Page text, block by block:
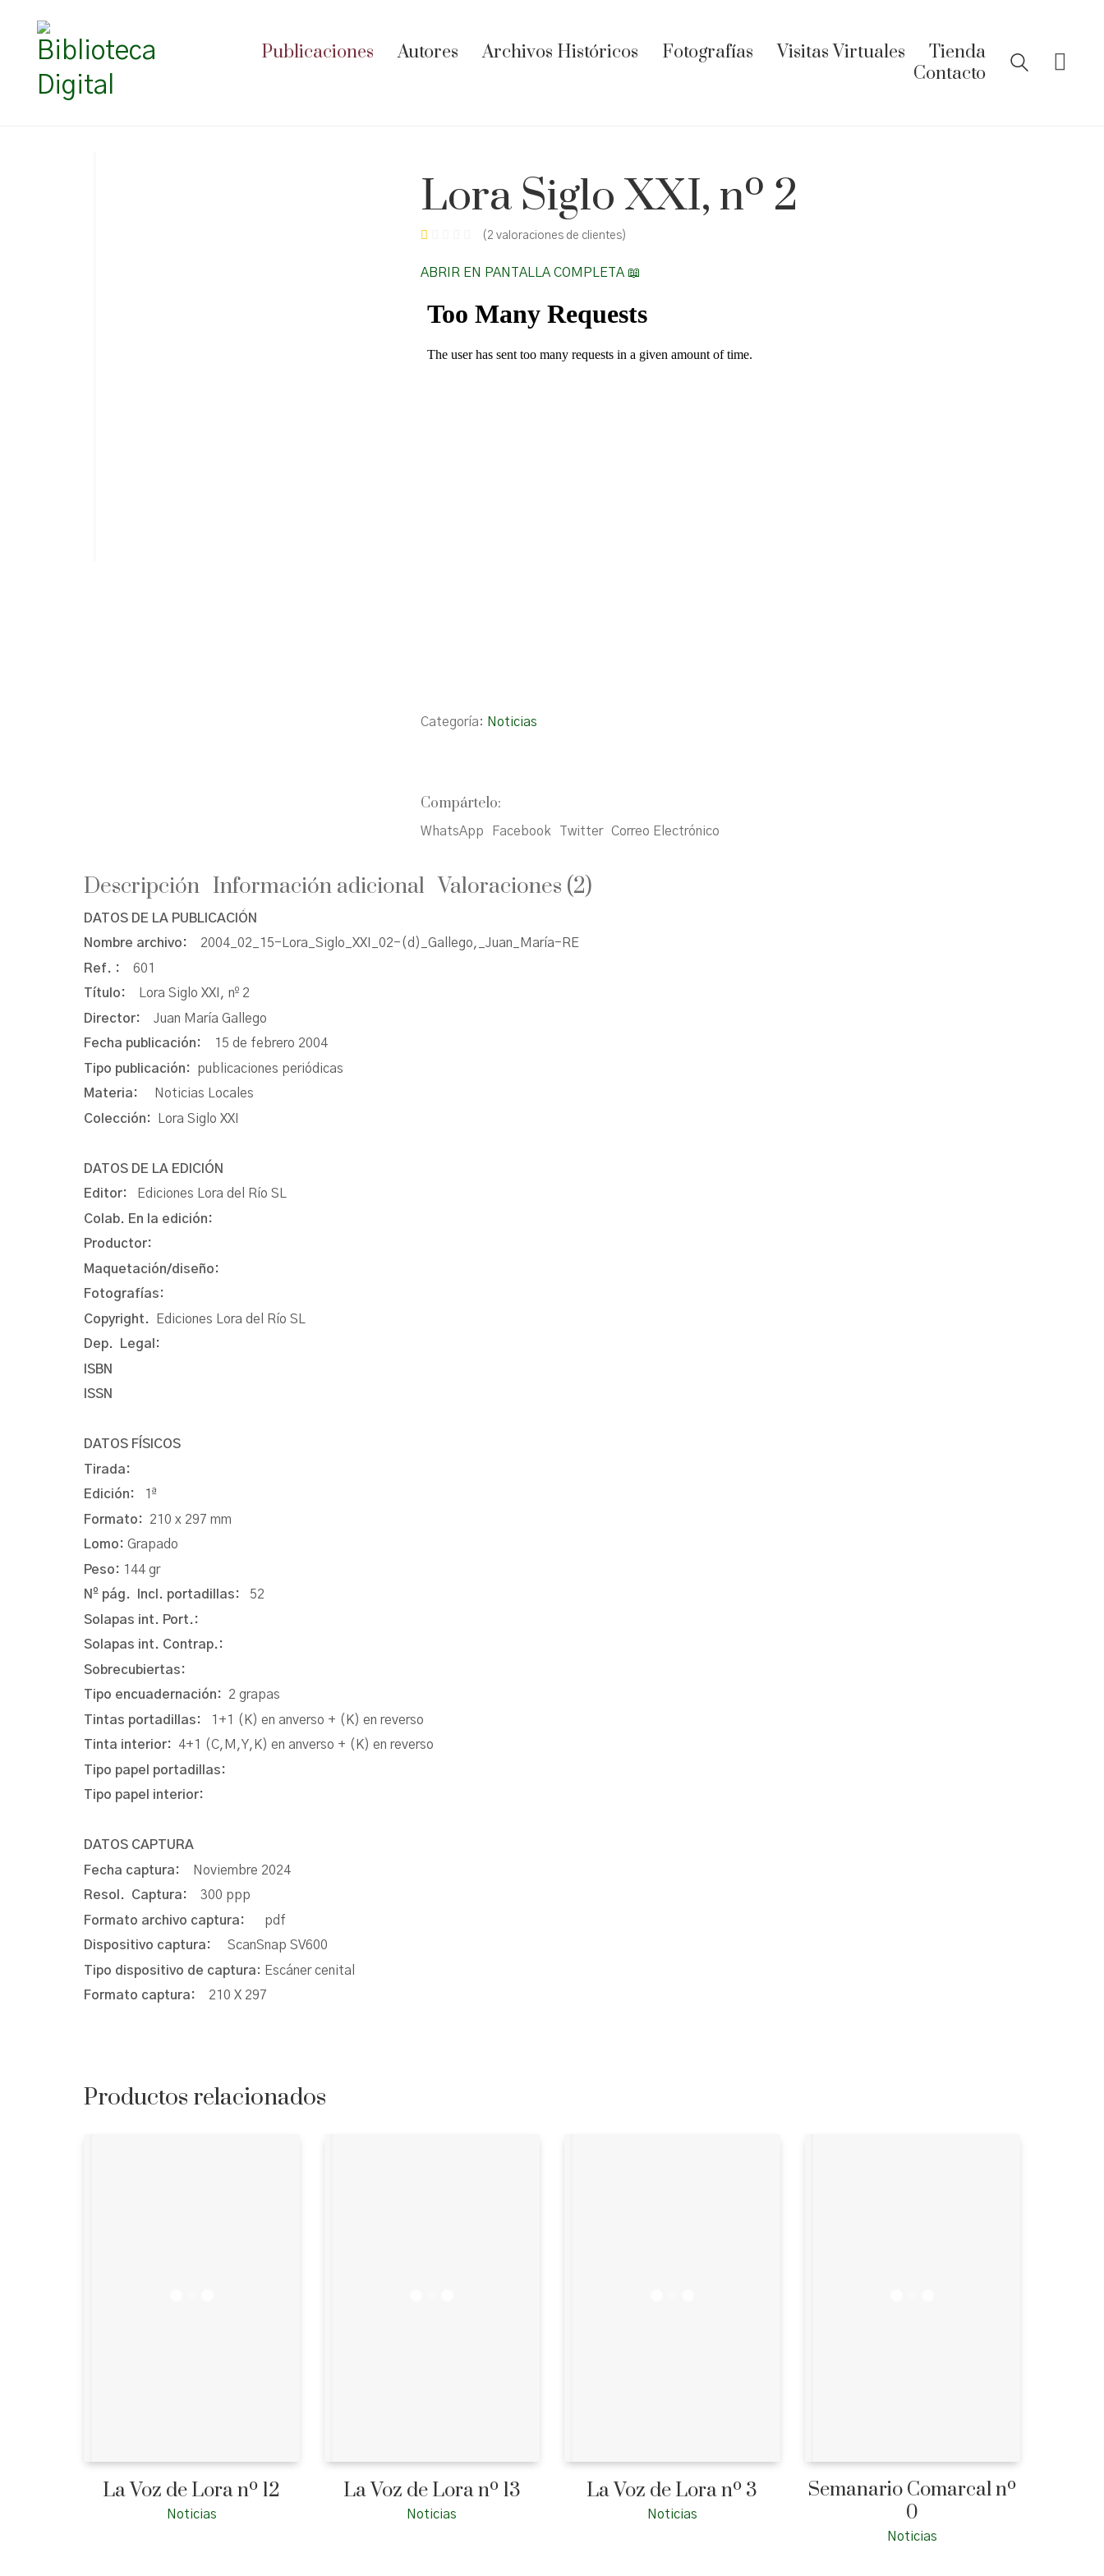
Publicaciones Autores Archivos Históricos Fotografías Visitas Virtuales
Tienda
Contacto
Lora Siglo XXI, nº 2
( 2 valoraciones de clientes)
ABRIR EN PANTALLA COMPLETA 📖
Categoría: Noticias
Compártelo:
WhatsApp Facebook Twitter Correo Electrónico
Descripción Información adicional Valoraciones (2)
DATOS DE LA PUBLICACIÓN
Nombre archivo: 2004_02_15-Lora_Siglo_XXI_02-(d)_Gallego,_Juan_María-RE
Ref. : 601
Título:
Lora Siglo XXI, nº 2
Director: Juan María Gallego
Fecha publicación:
15 de febrero 2004
Tipo publicación: publicaciones periódicas
Materia:
Noticias Locales
Colección:
Lora Siglo XXI
DATOS DE LA EDICIÓN
Editor:
Ediciones Lora del Río SL
Colab. En la edición:
Productor:
Maquetación/diseño:
Fotografías:
Copyright.
Ediciones Lora del Río SL
Dep. Legal:
ISBN
ISSN
DATOS FÍSICOS
Tirada:
Edición:
1ª
Formato: 210 x 297 mm
Lomo: Grapado
Peso: 144 gr
Nº pág. Incl. portadillas: 52
Solapas int. Port.:
Solapas int. Contrap.:
Sobrecubiertas:
Tipo encuadernación: 2 grapas
Tintas portadillas:
1+1 (K) en anverso + (K) en reverso
Tinta interior: 4+1 (C,M,Y,K) en anverso + (K) en reverso
Tipo papel portadillas:
Tipo papel interior:
DATOS CAPTURA
Fecha captura:
Noviembre 2024
Resol. Captura: 300 ppp
Formato archivo captura: pdf
Dispositivo captura: ScanSnap SV600
Tipo dispositivo de captura: Escáner cenital
Formato captura: 210 X 297
Productos relacionados
La Voz de Lora nº 12
Noticias
La Voz de Lora nº 13
Noticias
La Voz de Lora nº 3
Noticias
Semanario Comarcal nº
0
Noticias